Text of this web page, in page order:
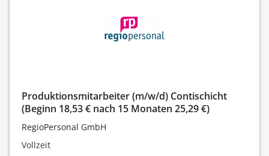
Produktionsmitarbeiter (m/w/d) Contischicht
(Beginn 18,53 € nach 15 Monaten 25,29 €)
RegioPersonal GmbH
Vollzeit